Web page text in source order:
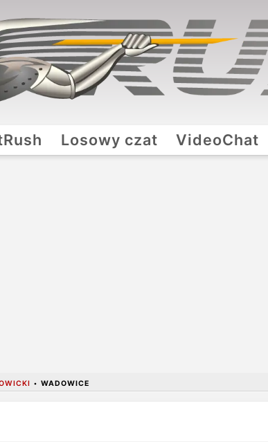
Losowy czat VideoChat
• WADOWICE